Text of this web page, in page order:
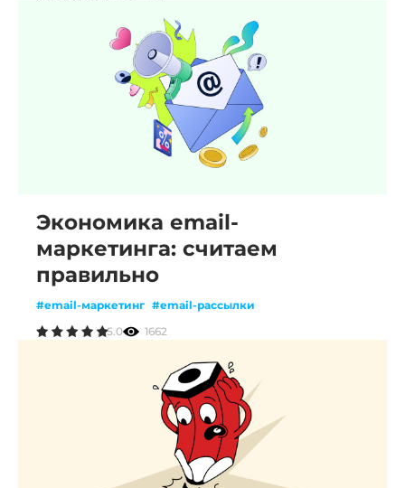
Экономика email-
маркетинга: считаем
правильно
#email-маркетинг #email-рассылки
5.0
1662